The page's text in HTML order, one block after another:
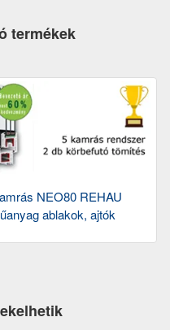
termékek
NEO80 REHAU
ablakok, ajtók